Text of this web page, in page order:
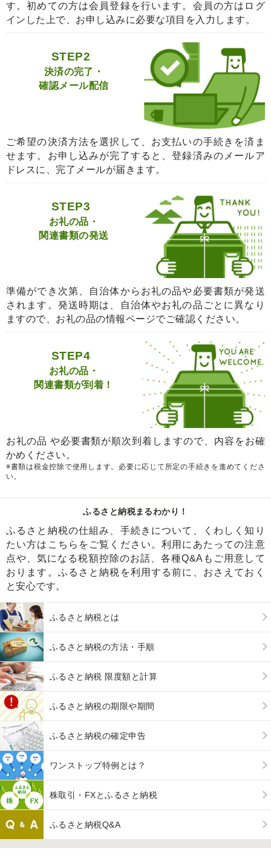
す。初めての方は会員登録を行います。会員の方はログ
インした上で、お申し込みに必要な項目を入力します。
STEP2
決済の完了・
確認メール配信
ご希望の決済方法を選択して、お支払いの手続きを済ま
せます。お申し込みが完了すると、登録済みのメールア
ドレスに、完了メールが届きます。
STEP3
お礼の品・
関連書類の発送
準備ができ次第、自治体からお礼の品や必要書類が発送
されます。発送時期は、自治体やお礼の品ごとに異なり
ますので、お礼の品の情報ページでご確認ください。
STEP4
お礼の品・
関連書類が到着！
お礼の品 や必要書類が順次到着しますので、内容をお確
かめください。
※書類は税金控除で使用します。必要に応じて所定の手続きを進めてくださ
い。
ふるさと納税まるわかり！
ふるさと納税の仕組み、手続きについて、くわしく知り
たい方はこちらをご覧ください。利用にあたっての注意
点や、気になる税額控除のお話、各種Q&Aもご用意して
おります。ふるさと納税を利用する前に、おさえておく
と安心です。
ふるさと納税とは
ふるさと納税の方法・手順
ふるさと納税 限度額と計算
ふるさと納税の期限や期間
ふるさと納税の確定申告
ワンストップ特例とは？
株取引・FXとふるさと納税
ふるさと納税Q&A